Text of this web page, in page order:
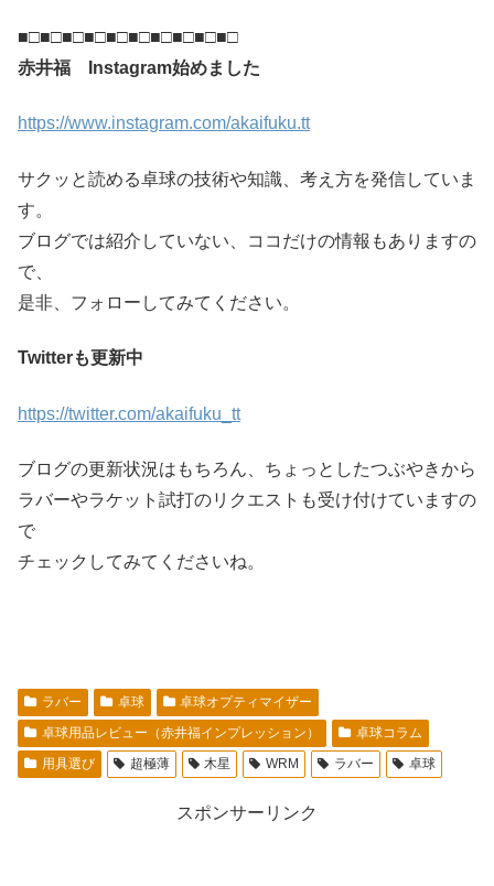
■□■□■□■□■□■□■□■□■□■□
赤井福 Instagram始めました
https://www.instagram.com/akaifuku.tt
サクッと読める卓球の技術や知識、考え方を発信していま
す。
ブログでは紹介していない、ココだけの情報もありますの
で、
是非、フォローしてみてください。
Twitterも更新中
https://twitter.com/akaifuku_tt
ブログの更新状況はもちろん、ちょっとしたつぶやきから
ラバーやラケット試打のリクエストも受け付けていますの
で
チェックしてみてくださいね。
ラバー 卓球
卓球オプティマイザー
卓球用品レビュー（赤井福インプレッション）
卓球コラム
用具選び
超極薄 木星 WRM ラバー 卓球
スポンサーリンク